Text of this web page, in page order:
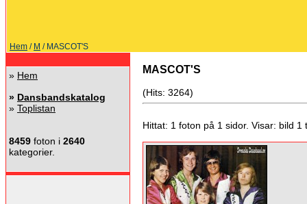
Hem / M / MASCOT'S
» Hem
» Dansbandskatalog
» Toplistan
8459 foton i 2640
kategorier.
MASCOT'S
(Hits: 3264)
Hittat: 1 foton på 1 sidor. Visar: bild 1